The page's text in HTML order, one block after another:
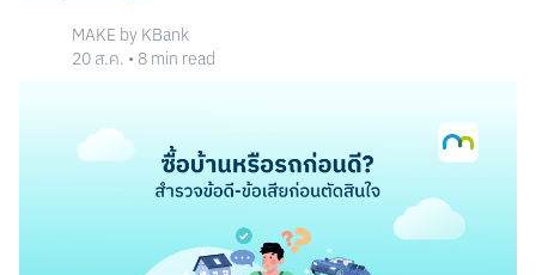
MAKE by KBank
20 ส.ค. • 8min read